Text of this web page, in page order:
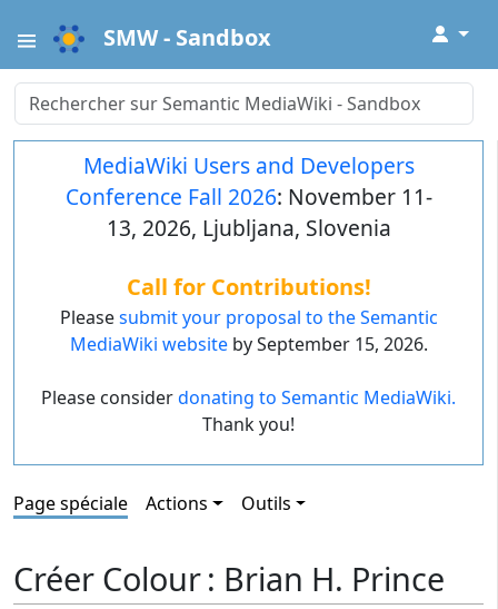
SMW - Sandbox ↓
MediaWiki Users and Developers
Conference Fall 2026: November 11-
13, 2026, Ljubljana, Slovenia
Call for Contributions!
Pleasesubmit your proposal to the Semantic
MediaWiki websiteby September 15, 2026.
Please considerdonating to Semantic MediaWiki.
Thank you!
Page spéciale Actions Outils
Créer Colour : Brian H. Prince